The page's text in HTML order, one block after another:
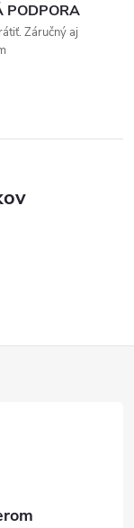
PODPORA
Záručný aj